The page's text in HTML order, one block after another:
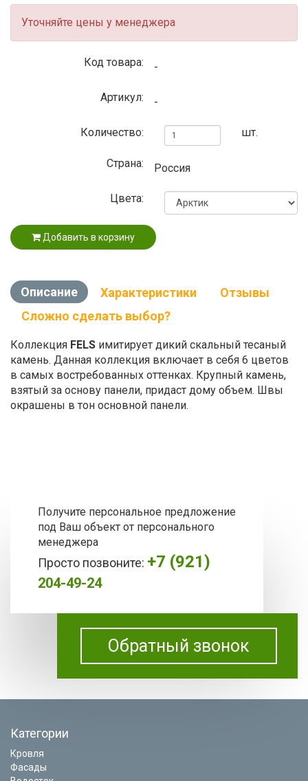
Уточняйте цены у менеджера
Код товара: -
Артикул: -
Количество: шт.
Страна: Россия
Цвета:
Добавить в корзину
Описание Характеристики
Отзывы
Сложно сделать выбор?
Коллекция FELS имитирует дикий скальный тесаный
камень. Данная коллекция включает в себя 6 цветов
в самых востребованных оттенках. Крупный камень,
взятый за основу панели, придаст дому объем. Швы
окрашены в тон основной панели.
Получите персональное предложение
под Ваш объект от персонального
менеджера
Просто позвоните: +7 (921)
204-49-24
Обратный звонок
Категории
Кровля
Фасады